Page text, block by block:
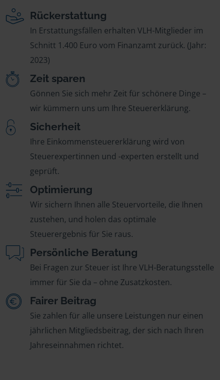
Rückerstattung
In Erstattungsfällen erhalten VLH-Mitglieder im
Schnitt 1.400 Euro vom Finanzamt zurück. (Jahr:
2023)
Zeit sparen
Gönnen Sie sich mehr Zeit für schönere Dinge –
wir kümmern uns um Ihre Steuererklärung.
Sicherheit
Ihre Einkommensteuererklärung wird von
Steuerexpertinnen und -experten erstellt und
geprüft.
Optimierung
Wir sichern Ihnen alle Steuervorteile, die Ihnen
zustehen, und holen das optimale
Steuerergebnis für Sie raus.
Persönliche Beratung
Bei Fragen zur Steuer ist Ihre VLH-Beratungsstelle
immer für Sie da – ohne Zusatzkosten.
Fairer Beitrag
Sie zahlen für alle unsere Leistungen nur einen
jährlichen Mitgliedsbeitrag, der sich nach Ihren
Jahreseinnahmen richtet.